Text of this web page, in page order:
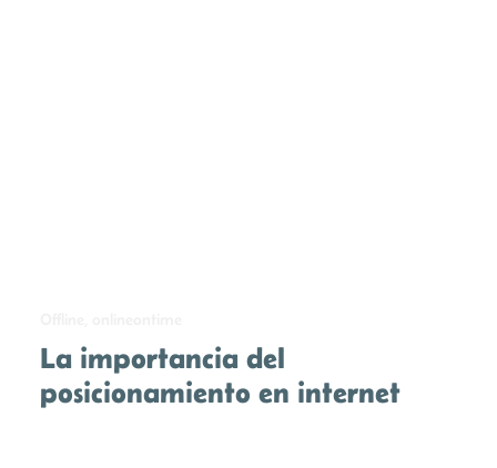
La importancia del
posicionamiento en internet